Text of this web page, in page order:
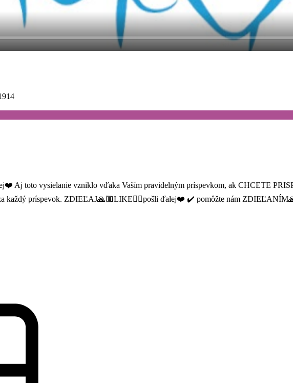
Aj toto vysielanie vzniklo vďaka Vaším pravidelným príspevkom, ak CHCETE
každý príspevok. ZDIEĽAJ🙏🏼LIKE👍🏼pošli ďalej❤️ ✔️ pomôžte nám